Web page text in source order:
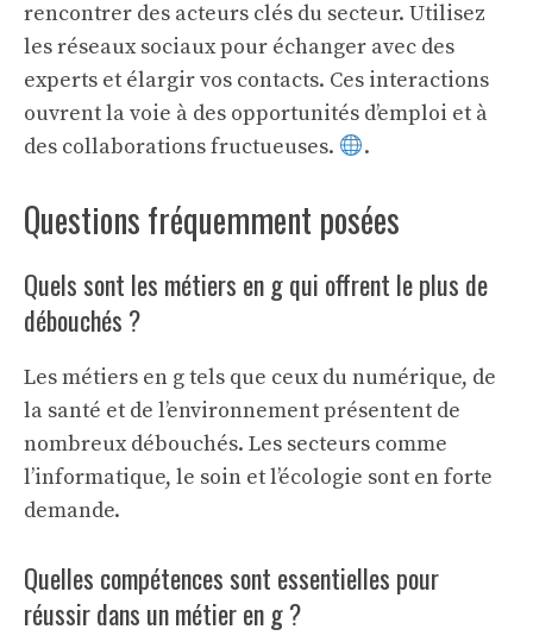
rencontrer des acteurs clés du secteur. Utilisez
les réseaux sociaux pour échanger avec des
experts et élargir vos contacts. Ces interactions
ouvrent la voie à des opportunités d’emploi et à
des collaborations fructueuses.
.
Questions fréquemment posées
Quels sont les métiers en g qui offrent le plus de
débouchés ?
Les métiers en g tels que ceux du numérique, de
la santé et de l’environnement présentent de
nombreux débouchés. Les secteurs comme
l’informatique, le soin et l’écologie sont en forte
demande.
Quelles compétences sont essentielles pour
réussir dans un métier en g ?